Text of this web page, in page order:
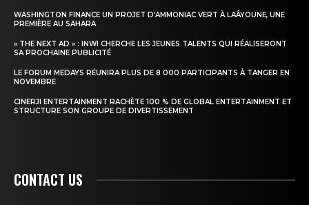
WASHINGTON FINANCE UN PROJET D’AMMONIAC VERT À LAÂYOUNE, UNE
PREMIÈRE AU SAHARA
« THE NEXT AD » : INWI CHERCHE LES JEUNES TALENTS QUI RÉALISERONT
SA PROCHAINE PUBLICITÉ
LE FORUM MEDAYS RÉUNIRA PLUS DE 8 000 PARTICIPANTS À TANGER EN
NOVEMBRE
CINERJI ENTERTAINMENT RACHÈTE 100 % DE GLOBAL ENTERTAINMENT ET
STRUCTURE SON GROUPE DE DIVERTISSEMENT
CONTACT US